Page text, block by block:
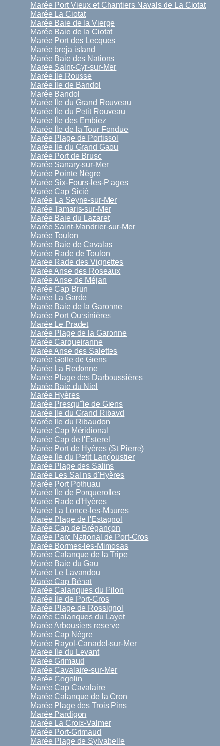
Marée Port Vieux et Chantiers Navals de La Ciotat
Marée La Ciotat
Marée Baie de la Vierge
Marée Baie de la Ciotat
Marée Port des Lecques
Marée breja island
Marée Baie des Nations
Marée Saint-Cyr-sur-Mer
Marée Île Rousse
Marée Île de Bandol
Marée Bandol
Marée Île du Grand Rouveau
Marée Île du Petit Rouveau
Marée Île des Embiez
Marée Île de la Tour Fondue
Marée Plage de Portissol
Marée Île du Grand Gaou
Marée Port de Brusc
Marée Sanary-sur-Mer
Marée Pointe Nègre
Marée Six-Fours-les-Plages
Marée Cap Sicié
Marée La Seyne-sur-Mer
Marée Tamaris-sur-Mer
Marée Baie du Lazaret
Marée Saint-Mandrier-sur-Mer
Marée Toulon
Marée Baie de Cavalas
Marée Rade de Toulon
Marée Rade des Vignettes
Marée Anse des Roseaux
Marée Anse de Méjan
Marée Cap Brun
Marée La Garde
Marée Baie de la Garonne
Marée Port Oursinières
Marée Le Pradet
Marée Plage de la Garonne
Marée Carqueiranne
Marée Anse des Salettes
Marée Golfe de Giens
Marée La Redonne
Marée Plage des Darboussières
Marée Baie du Niel
Marée Hyères
Marée Presqu'île de Giens
Marée Íle du Grand Ribavd
Marée Île du Ribaudon
Marée Cap Méridional
Marée Cap de l'Esterel
Marée Port de Hyères (St Pierre)
Marée Île du Petit Langoustier
Marée Plage des Salins
Marée Les Salins d'Hyères
Marée Port Pothuau
Marée Île de Porquerolles
Marée Rade d'Hyères
Marée La Londe-les-Maures
Marée Plage de l'Estagnol
Marée Cap de Brégançon
Marée Parc National de Port-Cros
Marée Bormes-les-Mimosas
Marée Calanque de la Tripe
Marée Baie du Gau
Marée Le Lavandou
Marée Cap Bénat
Marée Calanques du Pilon
Marée Île de Port-Cros
Marée Plage de Rossignol
Marée Calanques du Layet
Marée Arbousiers reserve
Marée Cap Nègre
Marée Rayol-Canadel-sur-Mer
Marée Île du Levant
Marée Grimaud
Marée Cavalaire-sur-Mer
Marée Cogolin
Marée Cap Cavalaire
Marée Calanque de la Cron
Marée Plage des Trois Pins
Marée Pardigon
Marée La Croix-Valmer
Marée Port-Grimaud
Marée Plage de Sylvabelle